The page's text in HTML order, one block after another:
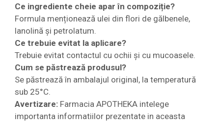
Ce ingrediente cheie apar în compoziție?
Formula menționează ulei din flori de gălbenele,
lanolină și petrolatum.
Ce trebuie evitat la aplicare?
Trebuie evitat contactul cu ochii și cu mucoasele.
Cum se păstrează produsul?
Se păstrează în ambalajul original, la temperatură
sub 25°C.
Avertizare: Farmacia APOTHEKA intelege
importanta informatiilor prezentate in aceasta